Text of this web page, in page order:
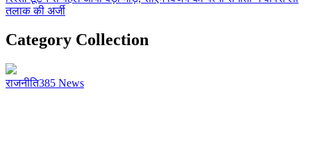
तलाक की अर्जी
Category Collection
राजनीति385 News